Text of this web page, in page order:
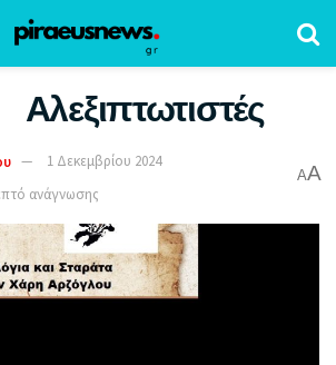
Αλεξιπτωτιστές
1 Δεκεμβρίου 2024
ανάγνωσης
AA